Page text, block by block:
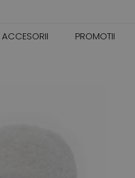
ACCESORII PROMOTII